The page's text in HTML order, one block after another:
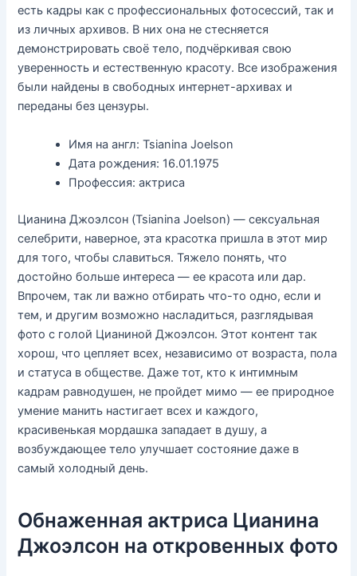
есть кадры как с профессиональных фотосессий, так и
из личных архивов. В них она не стесняется
демонстрировать своё тело, подчёркивая свою
уверенность и естественную красоту. Все изображения
были найдены в свободных интернет-архивах и
переданы без цензуры.
Имя на англ: Tsianina Joelson
Дата рождения: 16.01.1975
Профессия: актриса
Цианина Джоэлсон (Tsianina Joelson) — сексуальная
селебрити, наверное, эта красотка пришла в этот мир
для того, чтобы славиться. Тяжело понять, что
достойно больше интереса — ее красота или дар.
Впрочем, так ли важно отбирать что-то одно, если и
тем, и другим возможно насладиться, разглядывая
фото с голой Цианиной Джоэлсон. Этот контент так
хорош, что цепляет всех, независимо от возраста, пола
и статуса в обществе. Даже тот, кто к интимным
кадрам равнодушен, не пройдет мимо — ее природное
умение манить настигает всех и каждого,
красивенькая мордашка западает в душу, а
возбуждающее тело улучшает состояние даже в
самый холодный день.
Обнаженная актриса Цианина
Джоэлсон на откровенных фото